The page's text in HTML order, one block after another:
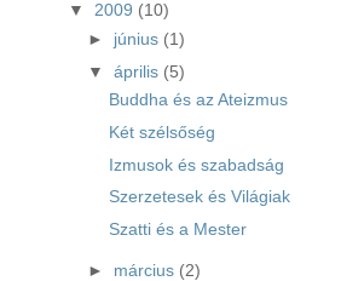
▼ 2009 (10)
► június (1)
▼ április (5)
Buddha és az Ateizmus
Két szélsőség
Izmusok és szabadság
Szerzetesek és Világiak
Szatti és a Mester
► március (2)